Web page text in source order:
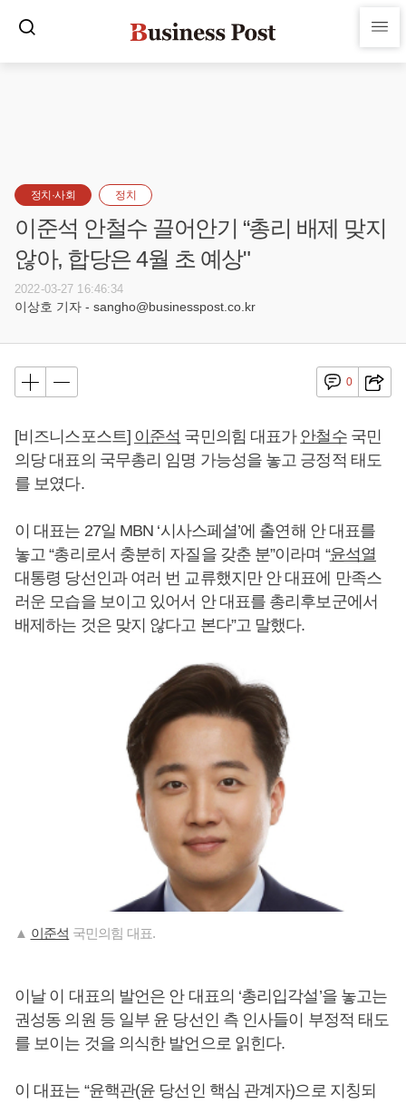
정치·사회 정치
이준석 안철수 끌어안기 “총리 배제 맞지
않아, 합당은 4월 초 예상"
2022-03-27 16:46:34
이상호 기자 - sangho@businesspost.co.kr
0
[비즈니스포스트] 이준석 국민의힘 대표가 안철수국민
의당 대표의 국무총리 임명 가능성을 놓고 긍정적 태도
를 보였다.
이 대표는 27일 MBN ‘시사스페셜’에 출연해 안 대표를
놓고 “총리로서 충분히 자질을 갖춘 분”이라며 “윤석열
대통령 당선인과 여러 번 교류했지만 안 대표에 만족스
러운 모습을 보이고 있어서 안 대표를 총리후보군에서
배제하는 것은 맞지 않다고 본다”고 말했다.
▲ 이준석 국민의힘 대표.
이날 이 대표의 발언은 안 대표의 ‘총리입각설’을 놓고는
권성동 의원 등 일부 윤 당선인 측 인사들이 부정적 태도
를 보이는 것을 의식한 발언으로 읽힌다.
이 대표는 “윤핵관(윤 당선인 핵심 관계자)으로 지칭되